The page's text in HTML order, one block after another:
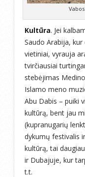
Kultūra. Jei
Saudo Arabija,
vietiniai, vyrauja
tvirčiausiai
stebėjimas
Islamo meno
Abu Dabis – puiki
kultūrą, bent jau
(kupranugarių
dykumų festivalis
kultūrą, tai
ir Dubajuje, kur
t.t.